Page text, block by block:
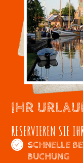
IHR
RESERVIEREN SIE
SCHNELLE
BUCHUNG